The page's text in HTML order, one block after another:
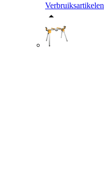
Verbruiksartikelen